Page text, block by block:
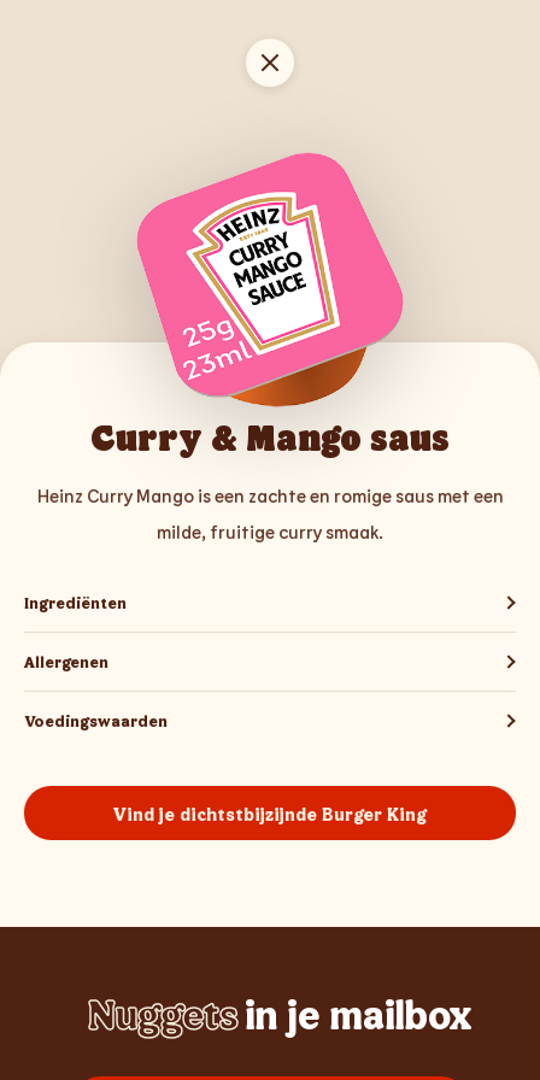
Curry & Mango saus
Heinz Curry Mango is een zachte en romige saus met een
milde, fruitige curry smaak.
Ingrediënten
Allergenen
Voedingswaarden
Vind je dichtstbijzijnde Burger King
Whopper
Nuggets
Frietjes
Burgers
Chicken
Sundae
in je mailbox